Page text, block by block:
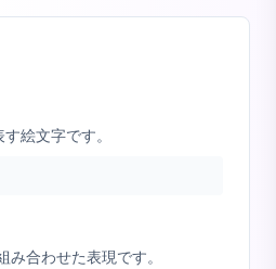
絵文字です。
み合わせた表現です。